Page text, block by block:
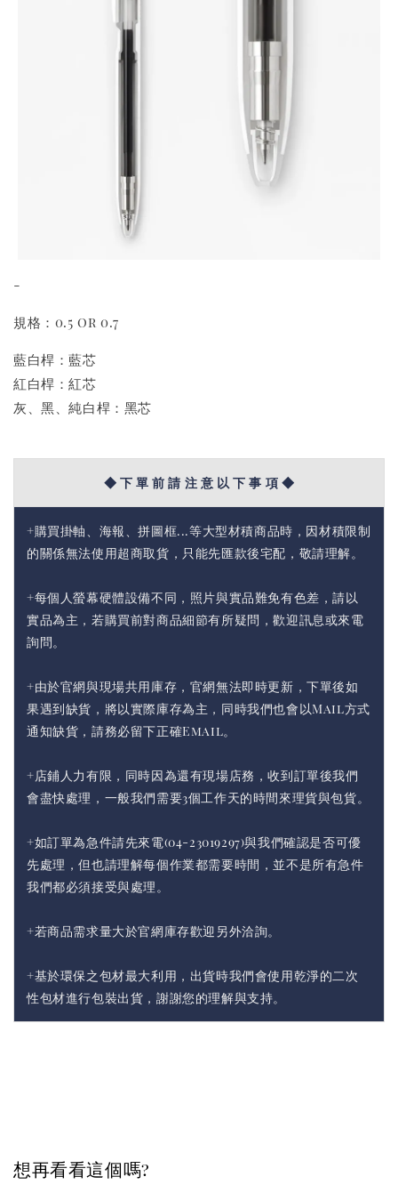
-
規格：0.5 or 0.7
藍白桿：藍芯
紅白桿：紅芯
灰、黑、純白桿：黑芯
◆ 下 單 前 請 注 意 以 下 事 項 ◆
+購買掛軸、海報、拼圖框...等大型材積商品時，因材積限制
的關係無法使用超商取貨，只能先匯款後宅配，敬請理解。
+每個人螢幕硬體設備不同，照片與實品難免有色差，請以
實品為主，若購買前對商品細節有所疑問，歡迎訊息或來電
詢問。
+由於官網與現場共用庫存，官網無法即時更新，下單後如
果遇到缺貨，將以實際庫存為主，同時我們也會以Mail方式
通知缺貨，請務必留下正確Email。
+店鋪人力有限，同時因為還有現場店務，收到訂單後我們
會盡快處理，一般我們需要3個工作天的時間來理貨與包貨。
+如訂單為急件請先來電(04-23019297)與我們確認是否可優
先處理，但也請理解每個作業都需要時間，並不是所有急件
我們都必須接受與處理。
+若商品需求量大於官網庫存歡迎另外洽詢。
+基於環保之包材最大利用，出貨時我們會使用乾淨的二次
性包材進行包裝出貨，謝謝您的理解與支持。
想再看看這個嗎?